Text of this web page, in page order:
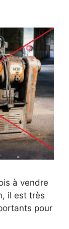
à vendre
il est très
pour